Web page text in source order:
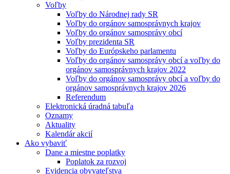
Voľby
Voľby do Národnej rady SR
Voľby do orgánov samosprávnych krajov
Voľby do orgánov samosprávy obcí
Voľby prezidenta SR
Voľby do Európskeho parlamentu
Voľby do orgánov samosprávy obcí a voľby do
orgánov samosprávnych krajov 2022
Voľby do orgánov samosprávy obcí a voľby do
orgánov samosprávnych krajov 2026
Referendum
Elektronická úradná tabuľa
Oznamy
Aktuality
Kalendár akcií
Ako vybaviť
Dane a miestne poplatky
Poplatok za rozvoj
Evidencia obyvateľstva